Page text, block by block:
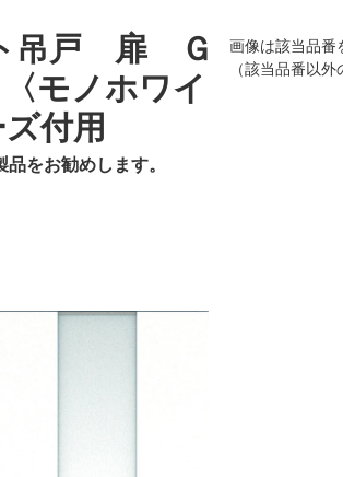
吊戸 扉 Ｇ
モノホワイ
付用
をお勧めします。
画像は該当品番
（該当品番以